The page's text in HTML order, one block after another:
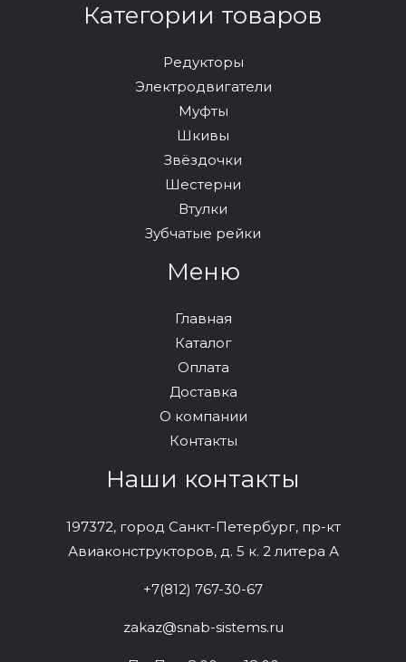
Категории товаров
Редукторы
Электродвигатели
Муфты
Шкивы
Звёздочки
Шестерни
Втулки
Зубчатые рейки
Меню
Главная
Каталог
Оплата
Доставка
О компании
Контакты
Наши контакты
197372, город Санкт-Петербург, пр-кт
Авиаконструкторов, д. 5 к. 2 литера А
+7(812) 767-30-67
zakaz@snab-sistems.ru